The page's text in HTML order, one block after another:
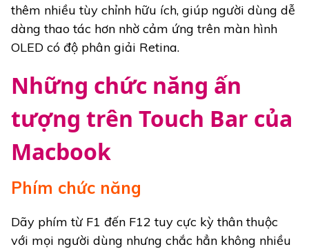
thêm nhiều tùy chỉnh hữu ích, giúp người dùng dễ
dàng thao tác hơn nhờ cảm ứng trên màn hình
OLED có độ phân giải Retina.
Những chức năng ấn
tượng trên Touch Bar của
Macbook
Phím chức năng
Dãy phím từ F1 đến F12 tuy cực kỳ thân thuộc
với mọi người dùng nhưng chắc hẳn không nhiều